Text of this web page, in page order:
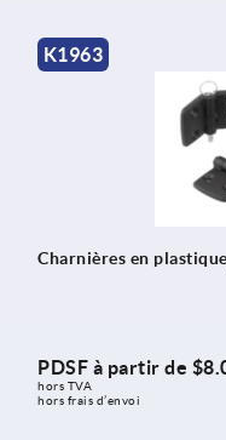
K1963
Charnières en
PDSF à partir de
hors TVA
hors frais d’envoi